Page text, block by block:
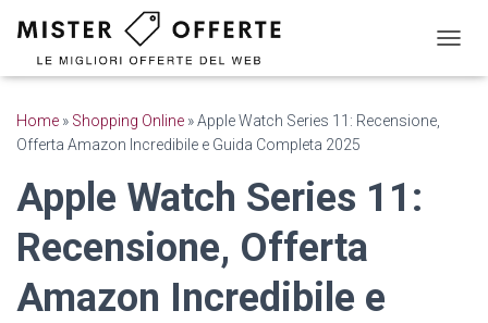
A
Home » Shopping Online »Apple Watch Series 11: Recensione,
Offerta Amazon Incredibile e Guida Completa 2025
Apple Watch Series 11:
Recensione, Offerta
Amazon Incredibile e